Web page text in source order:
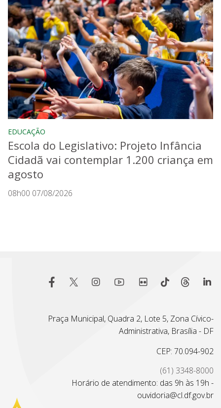
EDUCAÇÃO
Escola do Legislativo: Projeto Infância
Cidadã vai contemplar 1.200 criança em
agosto
08h00 07/08/2026
Praça Municipal, Quadra 2, Lote 5, Zona Cívico-
Administrativa, Brasília - DF
CEP: 70.094-902
(61) 3348-8000
Horário de atendimento: das 9h às 19h -
ouvidoria@cl.df.gov.br